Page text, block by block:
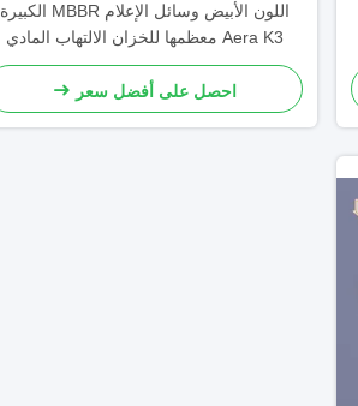
اللون الأبيض وسائل الإعلام MBBR الكبيرة
Aera K3 معظمها للخزان الالتهاب المادي
IDEAL حامل mbbr COD إزالة BOD
احصل على أفضل سعر